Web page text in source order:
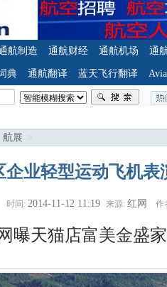
航制造 通航财经 通航机场 通
典 通航翻译 蓝天飞行翻译
航展 >
企业轻型运动飞机表
时间: 2014-11-12 11:19 来源: 红网 作
网曝天猫店富美金盛